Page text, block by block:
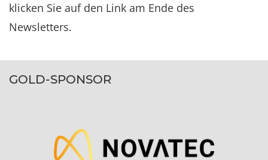
klicken Sie auf den Link am Ende des
Newsletters.
GOLD-SPONSOR